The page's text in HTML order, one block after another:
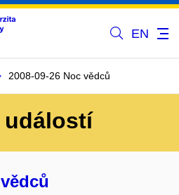
EN
2008-09-26 Noc vědců
událostí